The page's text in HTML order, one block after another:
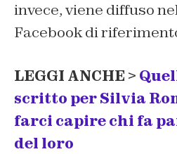
invece, viene diffuso
Facebook di
LEGGI ANCHE >
scritto per Silvia
farci capire chi fa
del loro